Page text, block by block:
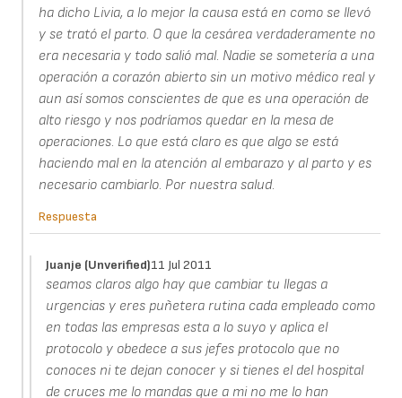
ha dicho Livia, a lo mejor la causa está en como se llevó
y se trató el parto. O que la cesárea verdaderamente no
era necesaria y todo salió mal. Nadie se sometería a una
operación a corazón abierto sin un motivo médico real y
aun así somos conscientes de que es una operación de
alto riesgo y nos podríamos quedar en la mesa de
operaciones. Lo que está claro es que algo se está
haciendo mal en la atención al embarazo y al parto y es
necesario cambiarlo. Por nuestra salud.
Respuesta
Juanje (unverified)11 Jul 2011
seamos claros algo hay que cambiar tu llegas a
urgencias y eres puñetera rutina cada empleado como
en todas las empresas esta a lo suyo y aplica el
protocolo y obedece a sus jefes protocolo que no
conoces ni te dejan conocer y si tienes el del hospital
de cruces me lo mandas que a mi no me lo han